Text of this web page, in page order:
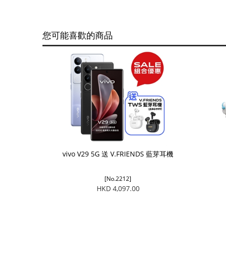
您可能喜歡的商品
vivo V29 5G 送 V.FRIENDS 藍芽耳機
[No.2212]
HKD 4,097.00